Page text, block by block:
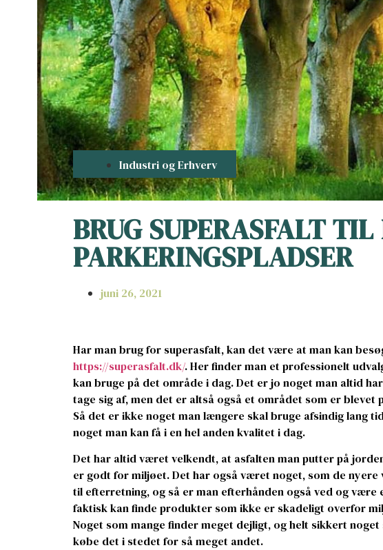
Industri og Erhverv
BRUG SUPERASFALT
PARKERINGSPLADSER
juni 26, 2021
Har man brug for superasfalt, kan det være at man kan
https://superasfalt.dk/. Her finder man et professionelt
kan bruge på det område i dag. Det er jo noget man altid
tage sig af, men det er altså også et området som er blevet
Så det er ikke noget man længere skal bruge afsindig lang
noget man kan få i en hel anden kvalitet i dag.
Det har altid været velkendt, at asfalten man putter på
er godt for miljøet. Det har også været noget, som de
til efterretning, og så er man efterhånden også ved og være
faktisk kan finde produkter som ikke er skadeligt overfor
Noget som mange finder meget dejligt, og helt sikkert
købe det i stedet for så meget andet.